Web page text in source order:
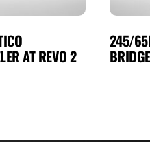
AT REVO 2
245/